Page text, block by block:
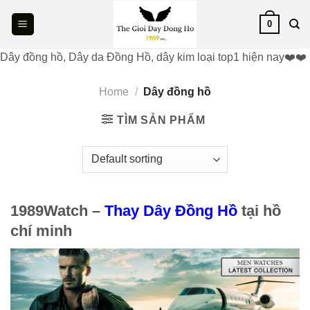
0
Dây đồng hồ, Dây da Đồng Hồ, dây kim loại top1 hiện nay❤️❤️
Home / Dây đồng hồ
TÌM SẢN PHẨM
1989Watch – Thay Dây Đồng Hồ tại hồ
chí minh